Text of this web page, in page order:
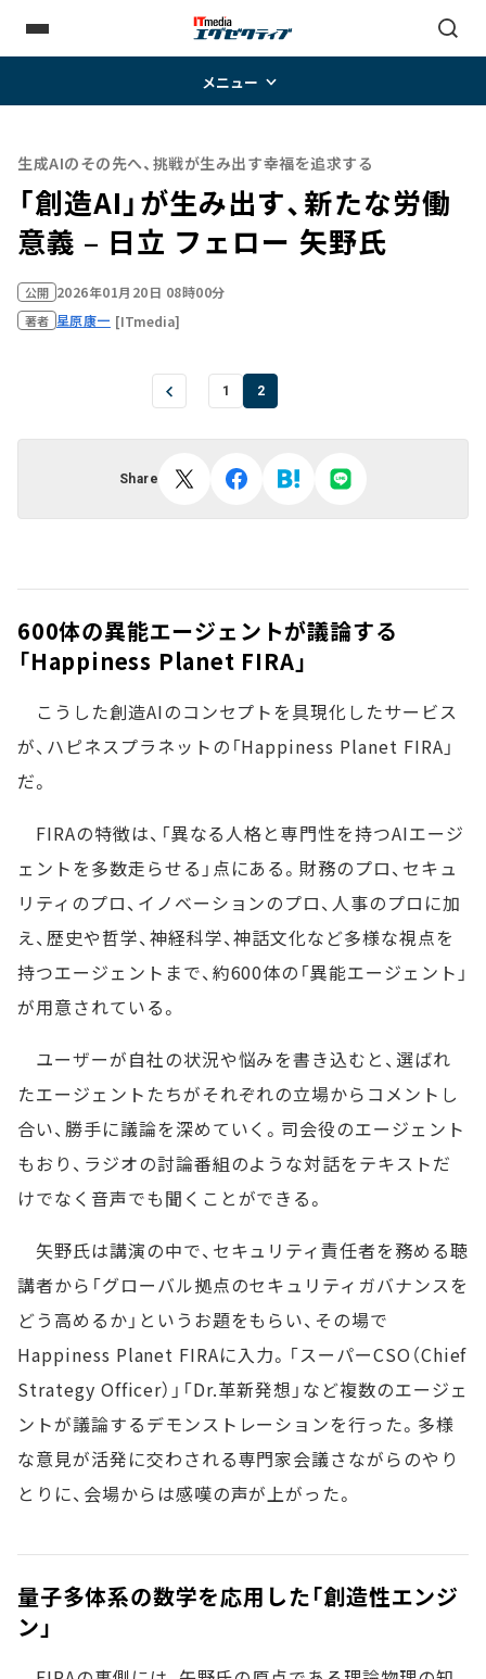
メニュー
生成AIのその先へ、挑戦が生み出す幸福を追求する
「創造AI」が生み出す、新たな労働
意義 – 日立 フェロー 矢野氏
公開 2026年01月20日 08時00分
著者 星原康一 [ITmedia]
1 2
Share
600体の異能エージェントが議論する
「Happiness Planet FIRA」
こうした創造AIのコンセプトを具現化したサービス
が、ハピネスプラネットの「Happiness Planet FIRA」
だ。
FIRAの特徴は、「異なる人格と専門性を持つAIエージ
ェントを多数走らせる」点にある。財務のプロ、セキュ
リティのプロ、イノベーションのプロ、人事のプロに加
え、歴史や哲学、神経科学、神話文化など多様な視点を
持つエージェントまで、約600体の「異能エージェント」
が用意されている。
ユーザーが自社の状況や悩みを書き込むと、選ばれ
たエージェントたちがそれぞれの立場からコメントし
合い、勝手に議論を深めていく。司会役のエージェント
もおり、ラジオの討論番組のような対話をテキストだ
けでなく音声でも聞くことができる。
矢野氏は講演の中で、セキュリティ責任者を務める聴
講者から「グローバル拠点のセキュリティガバナンスを
どう高めるか」というお題をもらい、その場で
Happiness Planet FIRAに入力。「スーパーCSO（Chief
Strategy Officer）」「Dr.革新発想」など複数のエージェ
ントが議論するデモンストレーションを行った。多様
な意見が活発に交わされる専門家会議さながらのやり
とりに、会場からは感嘆の声が上がった。
量子多体系の数学を応用した「創造性エンジ
ン」